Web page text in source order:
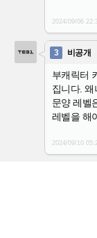
2024/09/06
3 비공개
부캐릭터
집니다. 왜
문양 레벨
레벨을 해
2024/09/10